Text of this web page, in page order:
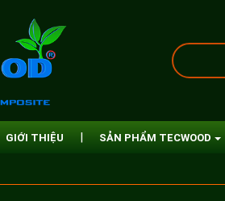
GIỚI THIỆU SẢN PHẨM TECWOOD